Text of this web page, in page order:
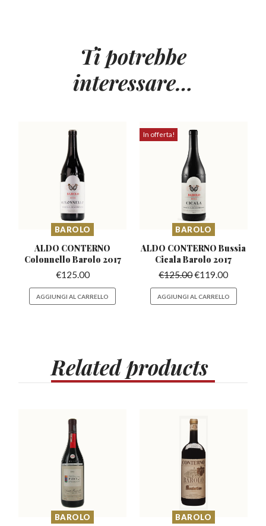
Ti potrebbe
interessare…
BAROLO
ALDO CONTERNO
Colonnello Barolo 2017
€125.00
AGGIUNGI AL CARRELLO
In offerta!
BAROLO
ALDO CONTERNO Bussia
Cicala Barolo 2017
€125.00€119.00
AGGIUNGI AL CARRELLO
Relatedproducts
BAROLO BAROLO